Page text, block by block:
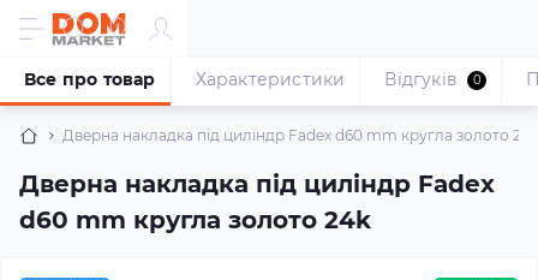
Дверна накладка під циліндр Fadex d60 mm кругла золото 24k
Дверна накладка під циліндр Fadex
d60 mm кругла золото 24k
Все про товар Характеристики Відгуків 0